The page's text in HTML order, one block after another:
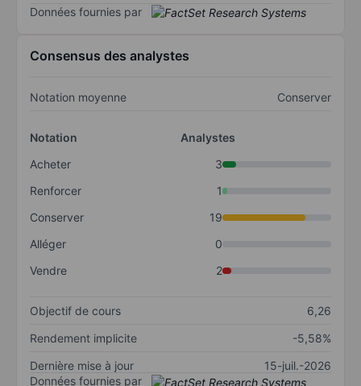
Données fournies par
Consensus des analystes
Notation moyenne Conserver
Notation
Analystes
Acheter
3
Renforcer
1
Conserver
19
Alléger
0
Vendre
2
Objectif de cours
6,26
Rendement implicite
-5,58%
Dernière mise à jour
15-juil.-2026
Données fournies par